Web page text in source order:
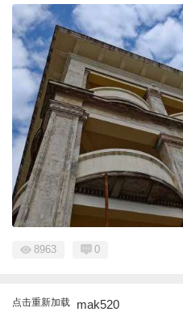
8963 0
点击重新加载 mak520